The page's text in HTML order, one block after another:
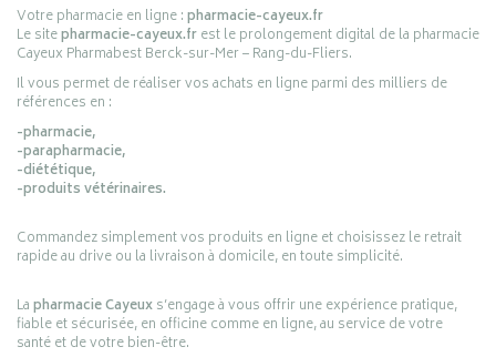
Votre pharmacie en ligne :pharmacie-cayeux.fr
Le sitepharmacie-cayeux.frest le prolongement digital de la pharmacie
Cayeux Pharmabest Berck-sur-Mer – Rang-du-Fliers.
Il vous permet de réaliser vos achats en ligne parmi des milliers de
références en :
-pharmacie,
-parapharmacie,
-diététique,
-produits vétérinaires.
Commandez simplement vos produits en ligne et choisissez le retrait
rapide au drive ou la livraison à domicile, en toute simplicité.
Lapharmacie Cayeuxs’engage à vous offrir une expérience pratique,
fiable et sécurisée, en officine comme en ligne, au service de votre
santé et de votre bien-être.